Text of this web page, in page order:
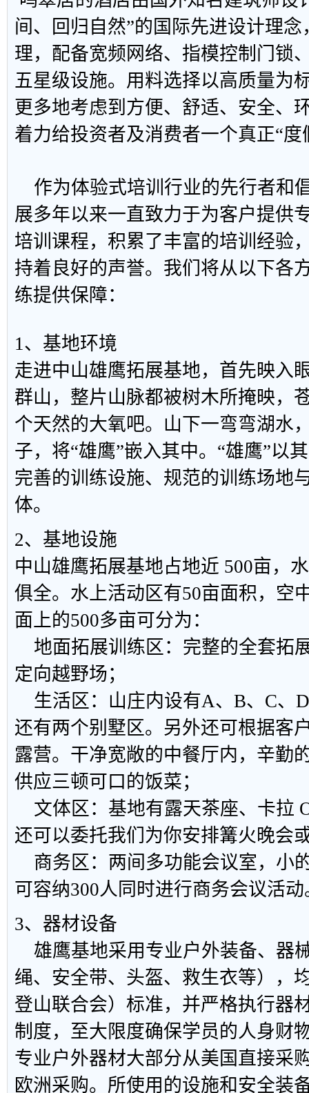
间、回归自然”的国际先进设计理
理，配备宽频网络、指模控制门锁
五星级设施。用料选择以高质量为
更多地考虑到方便、舒适、安全、
着力给投资者及消费者一个真正“度
作为体验式培训行业的先行者和
展多年以来一直致力于为客户提供
培训课程，积累了丰富的培训经验
持着良好的声誉。我们将从以下各
练提供保障：
1、基地环境
走进中山雄鹰拓展基地，首先映入
群山，整片山脉都被树木所掩映，
个天然的大氧吧。山下一弯弯湖水
子，将“雄鹰”嵌入其中。“雄鹰”以
完善的训练设施、规范的训练场地
体。
2、基地设施
中山雄鹰拓展基地占地近 500亩，
俱全。水上活动区有50亩面积，空
面上的500多亩可分为：
地面拓展训练区：完整的全套拓
定向越野场；
生活区：山庄内设有A、B、C、
还有两个别墅区。另外还可根据客
露营。干净宽敞的中餐厅内，辛勤
供应三顿可口的饭菜；
文体区：基地有露天茶座、卡拉
还可以委托我们为你安排篝火晚会
商务区：两间多功能会议室，小
可容纳300人同时进行商务会议活动
3、器材设备
雄鹰基地采用专业户外装备、器
绳、安全带、头盔、救生衣等），
登山联合会）标准，并严格执行器
制度，至大限度确保学员的人身财
专业户外器材大部分从美国直接采
欧洲采购。所使用的设施和安全装